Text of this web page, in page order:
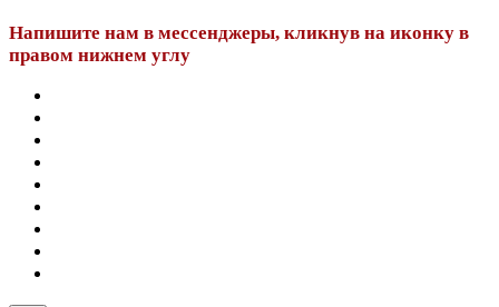
Напишите нам в мессенджеры, кликнув на иконку в
правом нижнем углу